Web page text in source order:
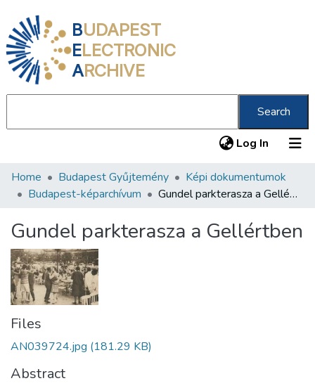
BUDAPEST
ELECTRONIC
ARCHIVE
Search
Log In (current)
Communities & Collections
Statistics
About us
Home Budapest Gyűjtemény
Képi dokumentumok
Budapest-képarchívum
Gundel parkterasza a Gellértben
Gundel parkterasza a Gellértben
Files
AN039724.jpg (181.29 KB)
Abstract